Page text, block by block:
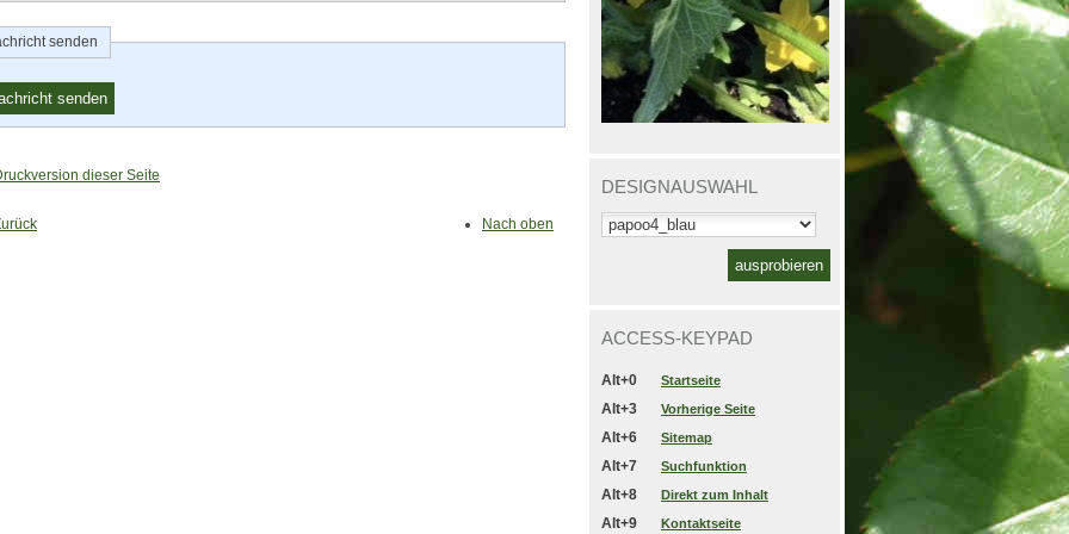
senden
dieser Seite
Nach oben
DESIGNAUSWAHL
ACCESS-KEYPAD
Alt+0 Startseite
Alt+3 Vorherige Seite
Alt+6 Sitemap
Alt+7 Suchfunktion
Alt+8 Direkt zum Inhalt
Alt+9 Kontaktseite